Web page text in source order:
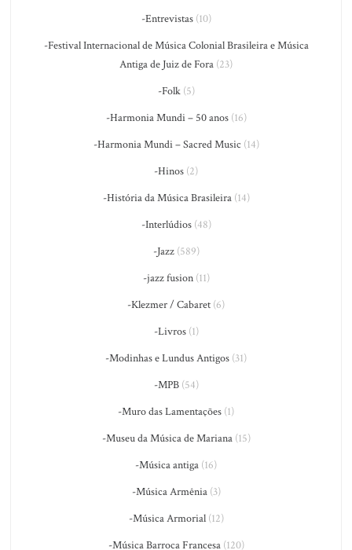
-Entrevistas(10)
-Festival Internacional de Música Colonial Brasileira e Música
Antiga de Juiz de Fora (23)
-Folk(5)
-Harmonia Mundi – 50 anos(16)
-Harmonia Mundi – Sacred Music (14)
-Hinos (2)
-História da Música Brasileira(14)
-Interlúdios(48)
-Jazz(589)
-jazz fusion(11)
-Klezmer / Cabaret (6)
-Livros(1)
-Modinhas e Lundus Antigos (31)
-MPB(54)
-Muro das Lamentações (1)
-Museu da Música de Mariana(15)
-Música antiga (16)
-Música Armênia(3)
-Música Armorial(12)
-Música Barroca Francesa(120)